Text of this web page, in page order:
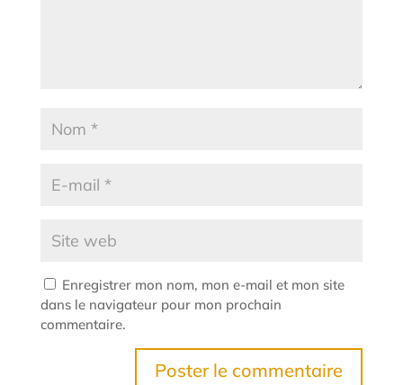
Enregistrer mon nom, mon e-mail et mon site
dans le navigateur pour mon prochain
commentaire.